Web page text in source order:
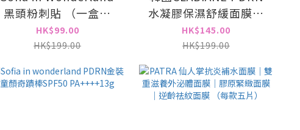
黑頭粉刺貼 （一盒十
次）
HK$99.00
HK$199.00
水凝膠保濕舒緩面膜(5
片)
HK$145.00
HK$199.00